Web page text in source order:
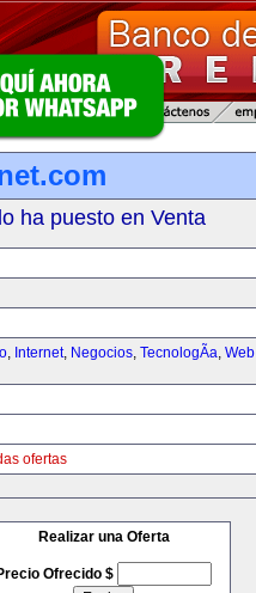
ha puesto en Venta
, Internet, Negocios, TecnologÃ­a, Web
ofertas
Realizar una Oferta
Ofrecido $